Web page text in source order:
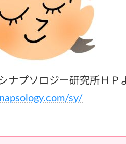
ナプソロジー研究所ＨＰ
sy/